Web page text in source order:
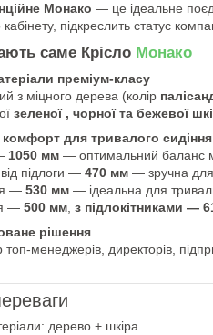
Монако — це ідеальне
підкреслить статус
саме Крісло Монако
преміум-класу
з міцного дерева (колір
зеленої , чорної та бежевої
комфорт для тривалого сидіння
1050 мм — оптимальний баланс
підлоги — 470 мм — зручна для
— 530 мм — ідеальна для
— 500 мм, з підлокітниками —
рішення
менеджерів, директорів,
дерево + шкіра